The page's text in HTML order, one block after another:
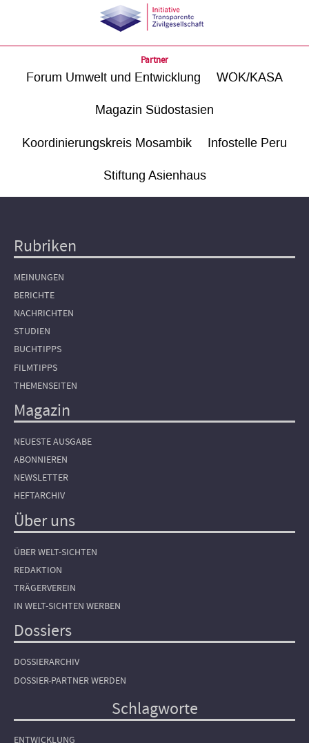
Partner
Forum Umwelt und Entwicklung WÖK/KASA
Magazin Südostasien
Koordinierungskreis Mosambik Infostelle Peru
Stiftung Asienhaus
Hauptnavigation
Rubriken
MEINUNGEN
BERICHTE
NACHRICHTEN
STUDIEN
BUCHTIPPS
FILMTIPPS
THEMENSEITEN
Magazin
NEUESTE AUSGABE
ABONNIEREN
NEWSLETTER
HEFTARCHIV
Über uns
ÜBER WELT-SICHTEN
REDAKTION
TRÄGERVEREIN
IN WELT-SICHTEN WERBEN
Dossiers
DOSSIERARCHIV
DOSSIER-PARTNER WERDEN
Schlagworte
ENTWICKLUNG